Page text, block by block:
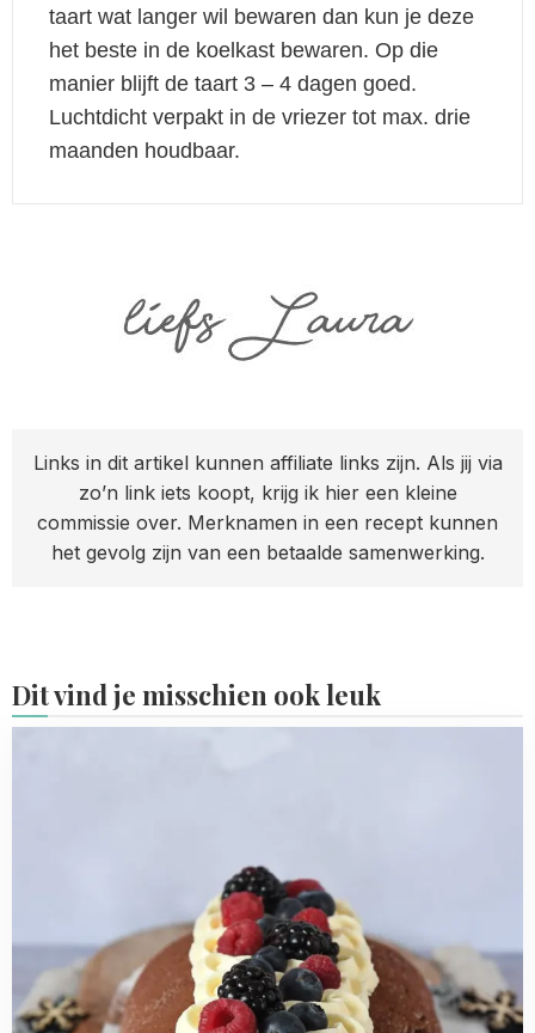
taart wat langer wil bewaren dan kun je deze
het beste in de koelkast bewaren. Op die
manier blijft de taart 3 – 4 dagen goed.
Luchtdicht verpakt in de vriezer tot max. drie
maanden houdbaar.
Links in dit artikel kunnen affiliate links zijn. Als jij via
zo’n link iets koopt, krijg ik hier een kleine
commissie over. Merknamen in een recept kunnen
het gevolg zijn van een betaalde samenwerking.
Dit vind je misschien ook leuk